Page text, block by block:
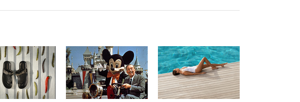
средств на ремонт
официальным визитом
вчера, 19:58В Госдуму будет
внесен законопроект об
отмене ЕГЭ
вчера, 19:50Аэропорты Сочи и